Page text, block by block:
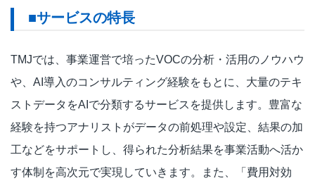
■サービスの特長
TMJでは、事業運営で培ったVOCの分析・活用のノウハウ
や、AI導入のコンサルティング経験をもとに、大量のテキ
ストデータをAIで分類するサービスを提供します。豊富な
経験を持つアナリストがデータの前処理や設定、結果の加
工などをサポートし、得られた分析結果を事業活動へ活か
す体制を高次元で実現していきます。また、「費用対効